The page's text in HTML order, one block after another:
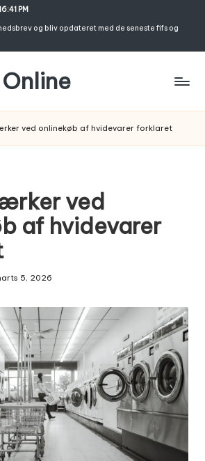
PM
og bliv opdateret med de seneste fifs og
ved onlinekøb af hvidevarer forklaret
ved
af hvidevarer
5, 2026